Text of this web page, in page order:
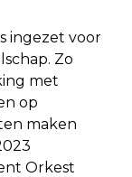
ingezet voor
Zo
met
op
maken
Orkest